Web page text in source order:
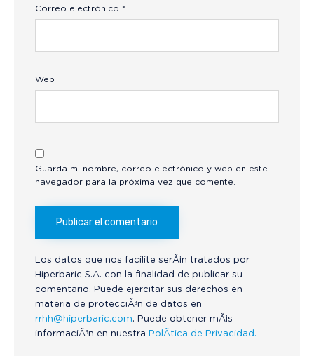
Correo electrónico *
Web
Guarda mi nombre, correo electrónico y web en este
navegador para la próxima vez que comente.
Los datos que nos facilite serÃ¡n tratados por
Hiperbaric S.A. con la finalidad de publicar su
comentario. Puede ejercitar sus derechos en
materia de protecciÃ³n de datos en
rrhh@hiperbaric.com. Puede obtener mÃ¡s
informaciÃ³n en nuestra PolÃ­tica de Privacidad.